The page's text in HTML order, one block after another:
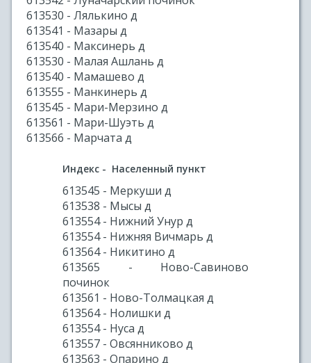
613530 - Лялькино д
613541 - Мазары д
613540 - Максинерь д
613530 - Малая Ашлань д
613540 - Мамашево д
613555 - Манкинерь д
613545 - Мари-Мерзино д
613561 - Мари-Шуэть д
613566 - Марчата д
Индекс - Населенный пункт
613545 - Меркуши д
613538 - Мысы д
613554 - Нижний Унур д
613554 - Нижняя Вичмарь д
613564 - Никитино д
613565 - Ново-Савиново
починок
613561 - Ново-Толмацкая д
613564 - Нолишки д
613554 - Нуса д
613557 - Овсянниково д
613563 - Опарино д